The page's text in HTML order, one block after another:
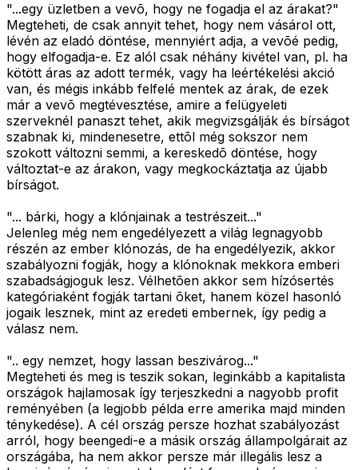
"...egy üzletben a vevõ, hogy ne fogadja el az árakat?"
Megteheti, de csak annyit tehet, hogy nem vásárol ott,
lévén az eladó döntése, mennyiért adja, a vevõé pedig,
hogy elfogadja-e. Ez alól csak néhány kivétel van, pl. ha
kötött áras az adott termék, vagy ha leértékelési akció
van, és mégis inkább felfelé mentek az árak, de ezek
már a vevõ megtévesztése, amire a felügyeleti
szerveknél panaszt tehet, akik megvizsgálják és bírságot
szabnak ki, mindenesetre, ettõl még sokszor nem
szokott változni semmi, a kereskedõ döntése, hogy
változtat-e az árakon, vagy megkockáztatja az újabb
bírságot.
"... bárki, hogy a klónjainak a testrészeit..."
Jelenleg még nem engedélyezett a világ legnagyobb
részén az ember klónozás, de ha engedélyezik, akkor
szabályozni fogják, hogy a klónoknak mekkora emberi
szabadságjoguk lesz. Vélhetõen akkor sem hízósertés
kategóriaként fogják tartani õket, hanem közel hasonló
jogaik lesznek, mint az eredeti embernek, így pedig a
válasz nem.
".. egy nemzet, hogy lassan beszivárog..."
Megteheti és meg is teszik sokan, leginkább a kapitalista
országok hajlamosak így terjeszkedni a nagyobb profit
reményében (a legjobb példa erre amerika majd minden
ténykedése). A cél ország persze hozhat szabályozást
arról, hogy beengedi-e a másik ország állampolgárait az
országába, ha nem akkor persze már illegális lesz a